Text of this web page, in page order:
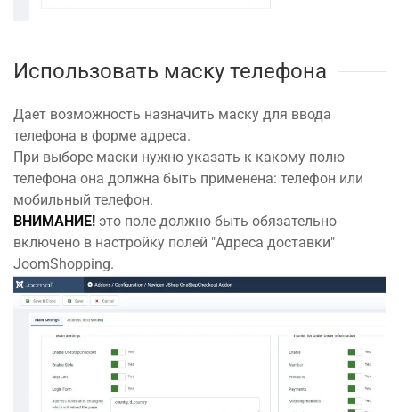
Использовать маcку телефона
Дает возможность назначить маcку для ввода
телефона в форме адреса.
При выборе маски нужно указать к какому полю
телефона она должна быть применена: телефон или
мобильный телефон.
ВНИМАНИЕ! это поле должно быть обязательно
включено в настройку полей "Адреса доставки"
JoomShopping.